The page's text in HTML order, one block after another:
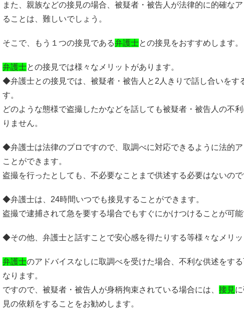
また、親族などの接見の場合、被疑者・被告人が法律的に的確な
ることは、難しいでしょう。
そこで、もう１つの接見である弁護士との接見をおすすめします。
弁護士との接見では様々なメリットがあります。
◆弁護士との接見では、被疑者・被告人と2人きりで話し合いをす
す。
どのような態様で盗撮したかなどを話しても被疑者・被告人の不
りません。
◆弁護士は法律のプロですので、取調べに対応できるように法的
ことができます。
盗撮を行ったとしても、不必要なことまで供述する必要はないので
◆弁護士は、24時間いつでも接見することができます。
盗撮で逮捕されて急を要する場合でもすぐにかけつけることが可能
◆その他、弁護士と話すことで安心感を得たりする等様々なメリッ
弁護士のアドバイスなしに取調べを受けた場合、不利な供述をする
なります。
ですので、被疑者・被告人が身柄拘束されている場合には、 接見
見の依頼をすることをお勧めします。